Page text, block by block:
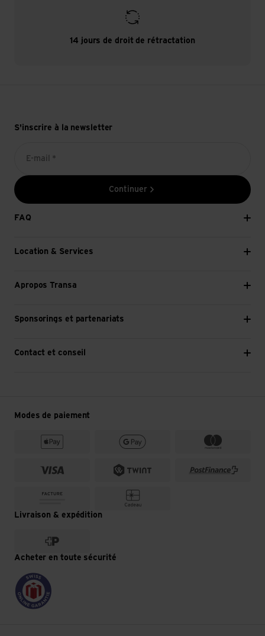
14 jours de droit de rétractation
S'inscrire à la newsletter
E-mail *
Continuer
FAQ
Location & Services
Apropos Transa
Sponsorings et partenariats
Contact et conseil
Modes de paiement
Livraison & expédition
Acheter en toute sécurité